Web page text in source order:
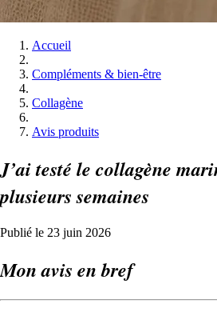
Accueil
Compléments & bien-être
Collagène
Avis produits
J’ai testé le collagène
plusieurs semaines
Publié le 23 juin 2026
Mon avis en bref